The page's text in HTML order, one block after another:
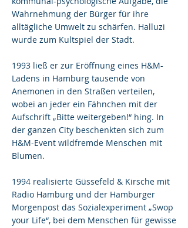
Wahrnehmung der Bürger für ihre
alltägliche Umwelt zu schärfen. Halluzi
wurde zum Kultspiel der Stadt.
1993 ließ er zur Eröffnung eines H&M-
Ladens in Hamburg tausende von
Anemonen in den Straßen verteilen,
wobei an jeder ein Fähnchen mit der
Aufschrift „Bitte weitergeben!“ hing. In
der ganzen City beschenkten sich zum
H&M-Event wildfremde Menschen mit
Blumen.
1994 realisierte Güssefeld & Kirsche mit
Radio Hamburg und der Hamburger
Morgenpost das Sozialexperiment „Swop
your Life“, bei dem Menschen für gewisse